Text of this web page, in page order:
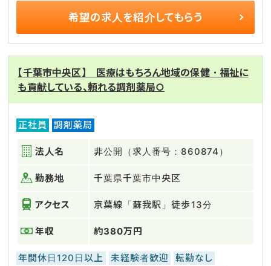
希望の求人を紹介してもらう
【千葉市中央区】 医療はもちろん地域の保健・福祉に
も貢献している、頼れる調剤薬局○
正社員 調剤薬局
法人名 非公開（求人番号：860874）
勤務地 千葉県千葉市中央区
アクセス 京葉線「蘇我駅」徒歩13分
年収 約380万円
年間休日120日以上 未経験者歓迎
転勤なし